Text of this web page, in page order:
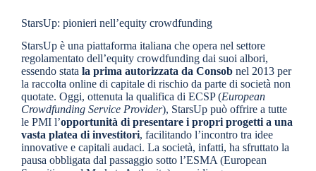
StarsUp: pionieri nell’equity crowdfunding
StarsUp è una piattaforma italiana che opera nel settore
regolamentato dell’equity crowdfunding dai suoi albori,
essendo stata la prima autorizzata da Consob nel 2013 per
la raccolta online di capitale di rischio da parte di società non
quotate. Oggi, ottenuta la qualifica di ECSP (European
Crowdfunding Service Provider), StarsUp può offrire a tutte
le PMI l’opportunità di presentare i propri progetti a una
vasta platea di investitori, facilitando l’incontro tra idee
innovative e capitali audaci. La società, infatti, ha sfruttato la
pausa obbligata dal passaggio sotto l’ESMA (European